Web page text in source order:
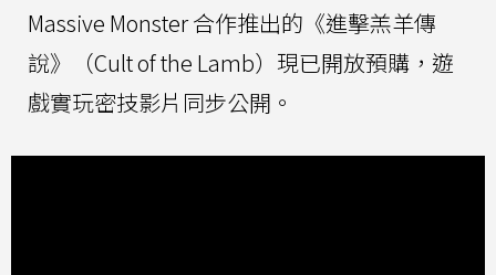
Massive Monster 合作推出的《進擊羔羊傳
說》（Cult of the Lamb）現已開放預購，遊
戲實玩密技影片同步公開。